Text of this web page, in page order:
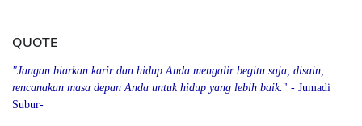
QUOTE
"Jangan biarkan karir dan hidup Anda mengalir begitu saja, disain,
rencanakan masa depan Anda untuk hidup yang lebih baik. " - Jumadi
Subur-